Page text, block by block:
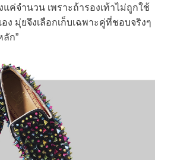
แค่จำนวน เพราะถ้ารองเท้าไม่ถูกใช้
ง มุ่ยจึงเลือกเก็บเฉพาะคู่ที่ชอบจริงๆ
ก”